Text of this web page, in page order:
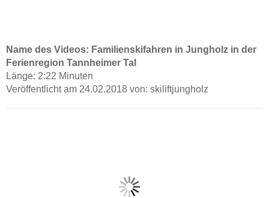
Name des Videos: Familienskifahren in Jungholz in der
Ferienregion Tannheimer Tal
Länge: 2:22 Minuten
Veröffentlicht am 24.02.2018 von: skiliftjungholz